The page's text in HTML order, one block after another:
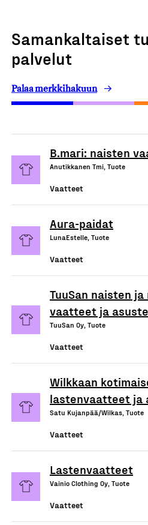
Samankaltaiset
palvelut
Palaa merkkihakuun
B.mari: naisten
Anutikkanen Tmi, Tuote
Vaatteet
Aura-paidat
LunaEstelle, Tuote
Vaatteet
TuuSan naisten
vaatteet ja
TuuSan Oy, Tuote
Vaatteet
Wilkkaan
lastenvaatteet ja
Satu Kujanpää/Wilkas, Tuote
Vaatteet
Lastenvaatteet
Vainio Clothing Oy, Tuote
Vaatteet